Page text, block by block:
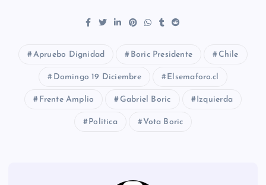
Apruebo Dignidad Boric Presidente Chile
Domingo 19 Diciembre Elsemaforo.cl
Frente Amplio Gabriel Boric Izquierda
Política Vota Boric